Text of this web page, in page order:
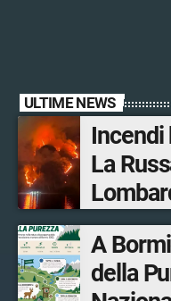
ULTIME NEWS
Incendi
La
fronti,
tra le
A Bormio
della